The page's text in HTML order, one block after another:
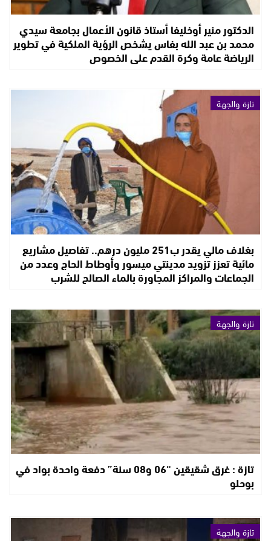
الدكتور منير أوخليفا أستاذ قانون الأعمال بجامعة سيدي
محمد بن عبد الله بفاس يشخص الرؤية الملكية في تطوير
الرياضة عامة وكرة القدم على الخصوص
تازة والجهة
بغلاف مالي يقدر ب251 مليون درهم.. تفاصيل مشاريع
مائية تعزز تزويد مدينتي ميسور وأوطاط الحاج وعدد من
الجماعات والمراكز المجاورة بالماء الصالح للشرب
تازة والجهة
تازة : غرق شقيقين “06 و08 سنة” دفعة واحدة بواد في
بوحلو
تازة والجهة